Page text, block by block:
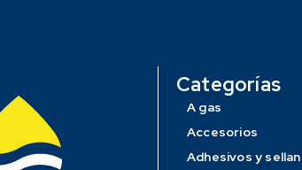
Categorías
A gas
Accesorios
Adhesivos y